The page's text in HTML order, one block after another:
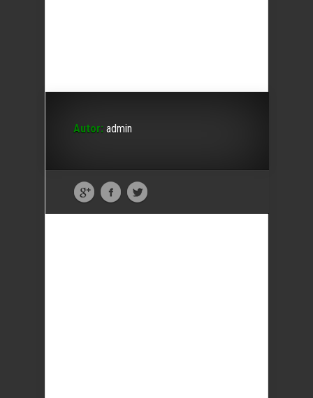
Autor: admin